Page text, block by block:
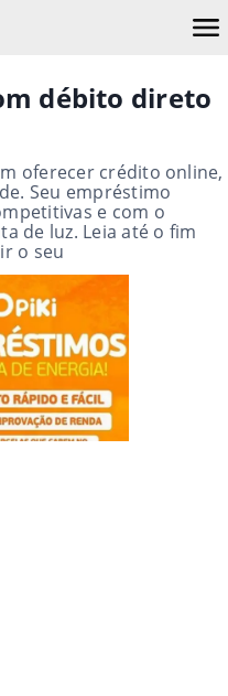
débito direto
oferecer crédito online,
Seu empréstimo
e com o
de luz. Leia até o fim
o seu